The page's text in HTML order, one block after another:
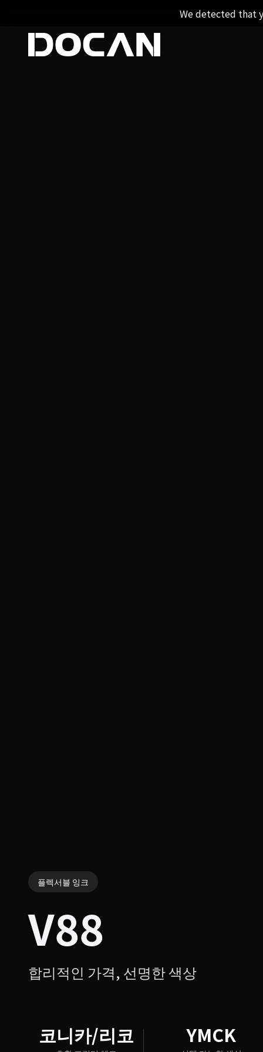
We detected that
플렉서블 잉크
V88
합리적인 가격, 선명한 색상
코니카/리코 YMCK